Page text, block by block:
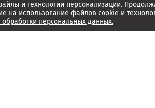
и технологии персонализации.
на использование файлов cookie и
персональных данных.